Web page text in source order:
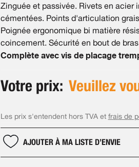
Zinguée et passivée. Rivets en acier
cémentées. Points d'articulation
Poignée ergonomique bi matière
coincement. Sécurité en bout de
Complète avec vis de placage
Votre prix: Veuillez
Les prix s'entendent hors TVA et frais de
AJOUTER À MA LISTE D’ENVIE